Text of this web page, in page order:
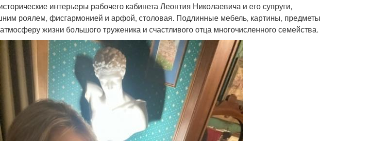
интерьеры рабочего кабинета Леонтия Николаевича и его супруги,
роялем, фисгармонией и арфой, столовая. Подлинные мебель, картины, предметы
жизни большого труженика и счастливого отца многочисленного семейства.